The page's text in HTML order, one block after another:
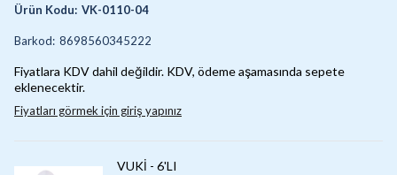
Ürün Kodu: VK-0110-04
Barkod: 8698560345222
Fiyatlara KDV dahil değildir. KDV, ödeme aşamasında sepete
eklenecektir.
Fiyatları görmek için giriş yapınız
VUKİ - 6'LI